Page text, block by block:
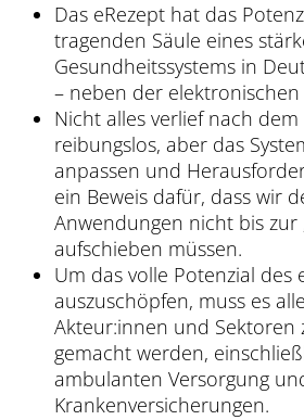
Das eRezept hat das
tragenden Säule eines
Gesundheitssystems in
– neben der
Nicht alles verlief nach
reibungslos, aber das
anpassen und
ein Beweis dafür, dass wir
Anwendungen nicht bis zur
aufschieben müssen.
Um das volle Potenzial des
auszuschöpfen, muss es
Akteur:innen und Sektoren
gemacht werden,
ambulanten Versorgung
Krankenversicherungen.